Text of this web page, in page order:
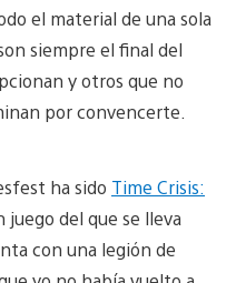
el material de una sola
siempre el final del
y otros que no
por convencerte.
ha sido Time Crisis:
juego del que se lleva
con una legión de